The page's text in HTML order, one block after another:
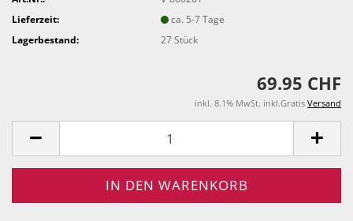
Lieferzeit:
ca. 5-7 Tage
Lagerbestand:
27Stück
69.95 CHF
inkl. 8.1% MwSt. inkl.Gratis Versand